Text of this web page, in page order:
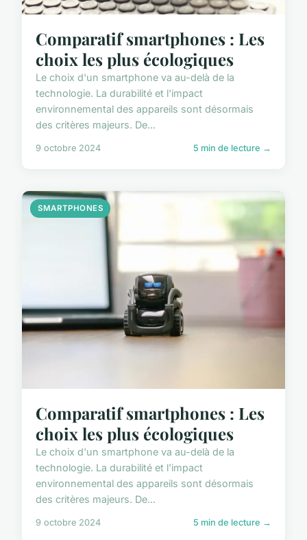
Comparatif smartphones : Les
choix les plus écologiques
Le choix d'un smartphone va au-delà de la
technologie. La durabilité et l'impact
environnemental des appareils sont désormais
des critères majeurs. De...
9 octobre 2024 5 min de lecture →
SMARTPHONES
Comparatif smartphones : Les
choix les plus écologiques
Le choix d'un smartphone va au-delà de la
technologie. La durabilité et l'impact
environnemental des appareils sont désormais
des critères majeurs. De...
9 octobre 2024 5 min de lecture →